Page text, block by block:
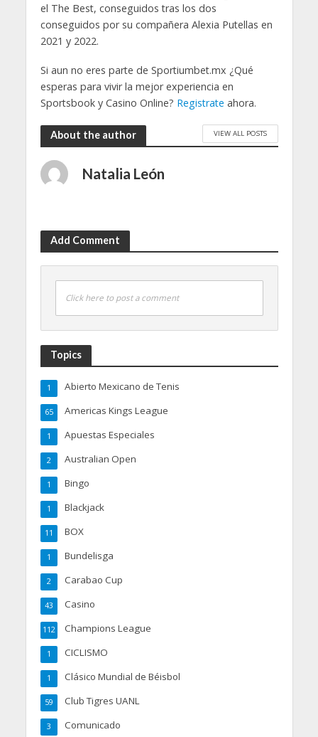
el The Best, conseguidos tras los dos
conseguidos por su compañera Alexia Putellas en
2021 y 2022.
Si aun no eres parte de Sportiumbet.mx ¿Qué
esperas para vivir la mejor experiencia en
Sportsbook y Casino Online? Registrate ahora.
About the author VIEW ALL POSTS
Natalia León
Add Comment
Click here to post a comment
Topics
Abierto Mexicano de Tenis
1
Americas Kings League
65
Apuestas Especiales
1
Australian Open
2
Bingo
1
Blackjack
1
BOX
11
Bundelisga
1
Carabao Cup
2
Casino
43
Champions League
112
CICLISMO
1
Clásico Mundial de Béisbol
1
Club Tigres UANL
59
Comunicado
3